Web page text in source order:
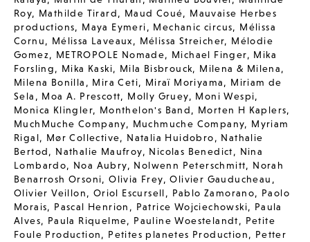
Roy, Mathilde Tirard, Maud Coué, Mauvaise Herbes
productions, Maya Eymeri, Mechanic circus, Mélissa
Cornu, Mélissa Laveaux, Mélissa Streicher, Mélodie
Gomez, METROPOLE Nomade, Michael Finger, Mika
Forsling, Mika Kaski, Mila Bisbrouck, Milena & Milena,
Milena Bonilla , Mira Ceti, Miraï Moriyama, Miriam de
Sela , Moa A. Prescott, Molly Gruey, Moni Wespi,
Monica Klingler, Monthelon's Band, Morten H Kaplers,
MuchMuche Company, Muchmuche Company, Myriam
Rigal, Mør Collective,Natalia Huidobro,Nathalie
Bertod,Nathalie Maufroy,Nicolas Benedict, Nina
Lombardo,Noa Aubry,Nolwenn Peterschmitt,Norah
Benarrosh Orsoni,Olivia Frey,Olivier Gauducheau ,
Olivier Veillon, Oriol Escursell, Pablo Zamorano, Paolo
Morais, Pascal Henrion , Patrice Wojciechowski, Paula
Alves, Paula Riquelme, Pauline Woestelandt, Petite
Foule Production, Petites planetes Production, Petter